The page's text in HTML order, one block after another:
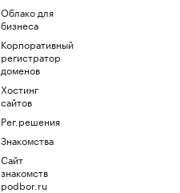
Облако для
бизнеса
Корпоративный
регистратор
доменов
Хостинг
сайтов
Рег.решения
Знакомства
Сайт
знакомств
podbor.ru